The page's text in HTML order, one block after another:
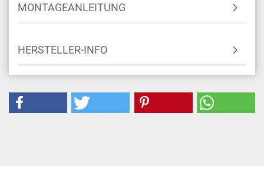
MONTAGEANLEITUNG
HERSTELLER-INFO